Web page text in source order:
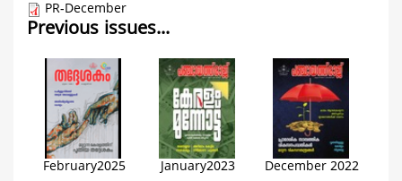
PR-December
Previous issues...
February2025 January2023 December 2022